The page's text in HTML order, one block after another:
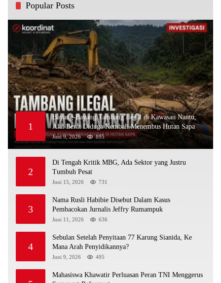
Popular Posts
1
Bayang-Bayang Tambang Ilegal di Kawasan Nantu,
Alat Berat Diduga Kembali Menembus Hutan Sapa
Juni 9, 2026 895
2
Di Tengah Kritik MBG, Ada Sektor yang Justru
Tumbuh Pesat
Juni 15, 2026 731
3
Nama Rusli Habibie Disebut Dalam Kasus
Pembacokan Jurnalis Jeffry Rumampuk
Juni 11, 2026 636
4
Sebulan Setelah Penyitaan 77 Karung Sianida, Ke
Mana Arah Penyidikannya?
Juni 9, 2026 495
Mahasiswa Khawatir Perluasan Peran TNI Menggerus